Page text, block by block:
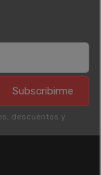
Subscribirme
descuentos y